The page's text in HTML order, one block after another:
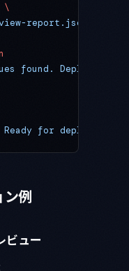
\
report.json
found. Deployment
for deployment."
例
ビュー